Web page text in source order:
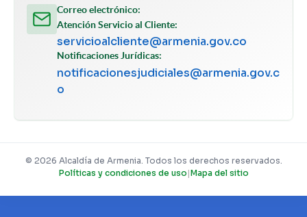
Correo electrónico:
Atención Servicio al Cliente:
servicioalcliente@armenia.gov.co
Notificaciones Jurídicas:
notificacionesjudiciales@armenia.gov.c
o
© 2026 Alcaldía de Armenia. Todos los derechos reservados.
Políticas y condiciones de uso |Mapa del sitio